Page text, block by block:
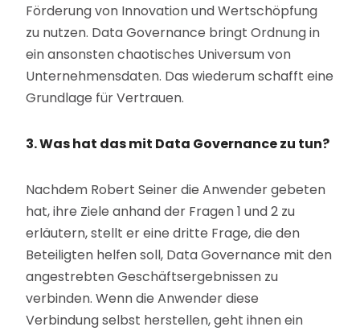
Förderung von Innovation und Wertschöpfung
zu nutzen. Data Governance bringt Ordnung in
ein ansonsten chaotisches Universum von
Unternehmensdaten. Das wiederum schafft eine
Grundlage für Vertrauen.
3. Was hat das mit Data Governance zu tun?
Nachdem Robert Seiner die Anwender gebeten
hat, ihre Ziele anhand der Fragen 1 und 2 zu
erläutern, stellt er eine dritte Frage, die den
Beteiligten helfen soll, Data Governance mit den
angestrebten Geschäftsergebnissen zu
verbinden. Wenn die Anwender diese
Verbindung selbst herstellen, geht ihnen ein